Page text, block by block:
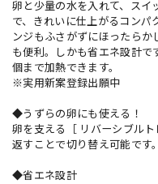
卵と少量の水を入れて、スイ
で、きれいに仕上がるコンパ
ンジもふさがずにほったらか
も便利。しかも省エネ設計で
個まで加熱できます。
※実用新案登録出願中
◆うずらの卵にも使える！
卵を支える［ リバーシブル
返すことで切り替え可能です。
◆省エネ設計